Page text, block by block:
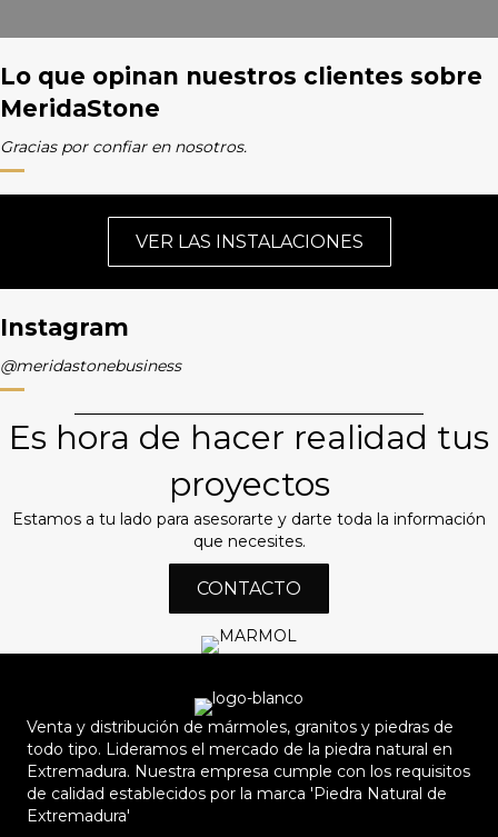
Lo que opinan nuestros clientes sobre
MeridaStone
Gracias por confiar en nosotros.
VER LAS INSTALACIONES
Instagram
@meridastonebusiness
Es hora de hacer realidad tus
proyectos
Estamos a tu lado para asesorarte y darte toda la información
que necesites.
CONTACTO
Venta y distribución de mármoles, granitos y piedras de
todo tipo. Lideramos el mercado de la piedra natural en
Extremadura. Nuestra empresa cumple con los requisitos
de calidad establecidos por la marca 'Piedra Natural de
Extremadura'